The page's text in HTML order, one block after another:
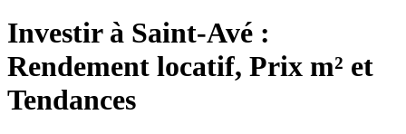
Investir à Saint-Avé :
Rendement locatif, Prix m² et
Tendances